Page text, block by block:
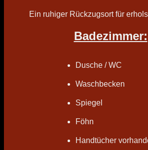
Ein ruhiger Rückzugsort für
Badezimmer:
Dusche / WC
Waschbecken
Spiegel
Föhn
Handtücher